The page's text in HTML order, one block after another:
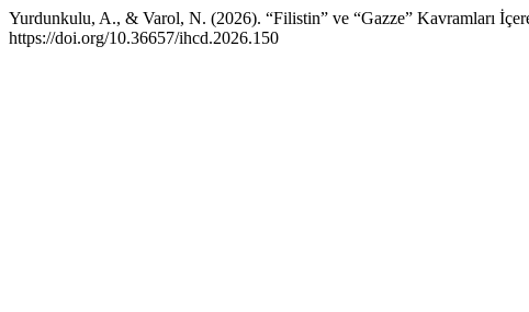
Yurdunkulu, A., & Varol, N. (2026). “Filistin” ve “Gazze” Kavramları
https://doi.org/10.36657/ihcd.2026.150